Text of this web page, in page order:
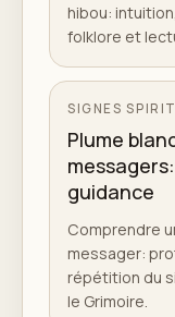
hibou:
folklore et
SIGNES
Plume
guidance
Comprendre
messager:
répétition du
le Grimoire.